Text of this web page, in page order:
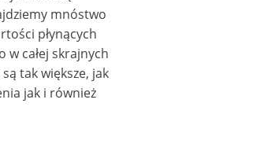
mnóstwo
płynących
całej skrajnych
tak większe, jak
jak i również